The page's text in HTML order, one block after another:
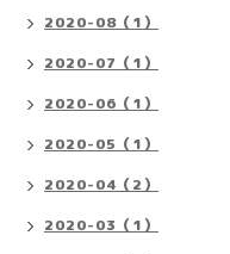
2020-08（1）
2020-07（1）
2020-06（1）
2020-05（1）
2020-04（2）
2020-03（1）